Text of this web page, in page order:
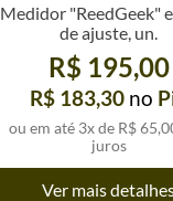
Medidor "ReedGeek"
de ajuste, un.
R$ 195,00
R$ 183,30 no
ou em até 3x de R$
juros
Ver mais